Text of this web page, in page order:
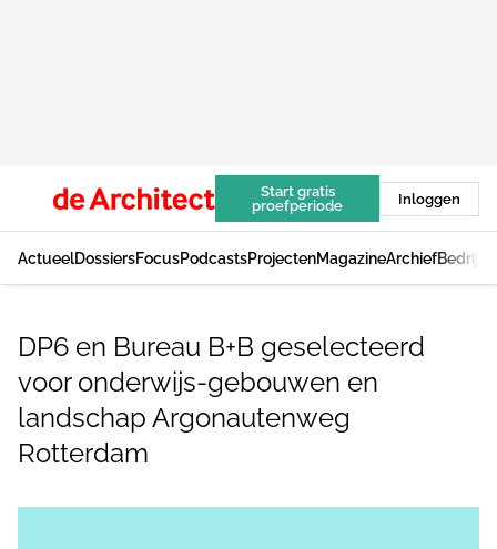
Start gratis
proefperiode
Inloggen
ActueelDossiersFocusPodcastsProjectenMagazineArchief
DP6 en Bureau B+B geselecteerd
voor onderwijs-gebouwen en
landschap Argonautenweg
Rotterdam